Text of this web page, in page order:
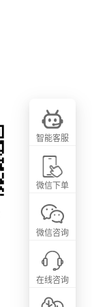
智能客服
微信下单
微信咨询
在线咨询